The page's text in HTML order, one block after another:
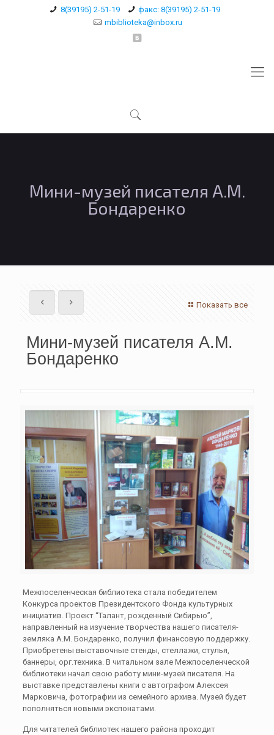
8(39195) 2-51-19
факс: 8(39195) 2-51-19
mbiblioteka@inbox.ru
Мини-музей писателя А.М.
Бондаренко
Показать все
Мини-музей писателя А.М.
Бондаренко
Межпоселенческая библиотека стала победителем
Конкурса проектов Президентского Фонда культурных
инициатив. Проект “Талант, рожденный Сибирью”,
направленный на изучение творчества нашего писателя-
земляка А.М. Бондаренко, получил финансовую поддержку.
Приобретены выставочные стенды, стеллажи, стулья,
баннеры, орг.техника. В читальном зале Межпоселенческой
библиотеки начал свою работу мини-музей писателя. На
выставке представлены книги с автографом Алексея
Марковича, фотографии из семейного архива. Музей будет
пополняться новыми экспонатами.
Для читателей библиотек нашего района проходит